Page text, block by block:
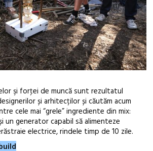
şi forţei de muncă sunt rezultatul
și arhitecților și căutăm acum
cele mai “grele” ingrediente din mix:
un generator capabil să alimenteze
electrice, rindele timp de 10 zile.